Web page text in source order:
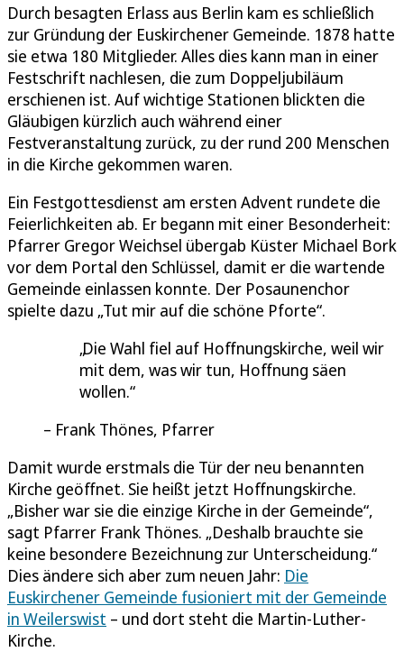
Durch besagten Erlass aus Berlin kam es schließlich
zur Gründung der Euskirchener Gemeinde. 1878 hatte
sie etwa 180 Mitglieder. Alles dies kann man in einer
Festschrift nachlesen, die zum Doppeljubiläum
erschienen ist. Auf wichtige Stationen blickten die
Gläubigen kürzlich auch während einer
Festveranstaltung zurück, zu der rund 200 Menschen
in die Kirche gekommen waren.
Ein Festgottesdienst am ersten Advent rundete die
Feierlichkeiten ab. Er begann mit einer Besonderheit:
Pfarrer Gregor Weichsel übergab Küster Michael Bork
vor dem Portal den Schlüssel, damit er die wartende
Gemeinde einlassen konnte. Der Posaunenchor
spielte dazu „Tut mir auf die schöne Pforte“.
Die Wahl fiel auf Hoffnungskirche, weil wir
mit dem, was wir tun, Hoffnung säen
wollen.
Frank Thönes, Pfarrer
Damit wurde erstmals die Tür der neu benannten
Kirche geöffnet. Sie heißt jetzt Hoffnungskirche.
„Bisher war sie die einzige Kirche in der Gemeinde“,
sagt Pfarrer Frank Thönes. „Deshalb brauchte sie
keine besondere Bezeichnung zur Unterscheidung.“
Dies ändere sich aber zum neuen Jahr: Die
Euskirchener Gemeinde fusioniert mit der Gemeinde
in Weilerswist – und dort steht die Martin-Luther-
Kirche.